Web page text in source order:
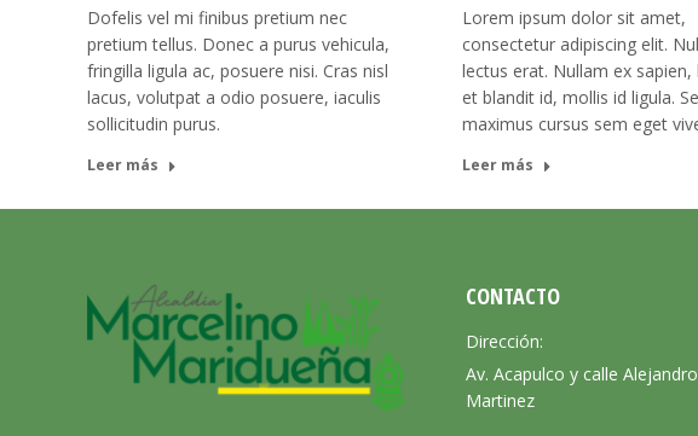
Dofelis vel mi finibus pretium nec
pretium tellus. Donec a purus vehicula,
fringilla ligula ac, posuere nisi. Cras nisl
lacus, volutpat a odio posuere, iaculis
sollicitudin purus.
Leer más
Lorem ipsum dolor sit amet,
consectetur adipiscing elit.
lectus erat. Nullam ex sapien,
et blandit id, mollis id ligula.
maximus cursus sem eget
Leer más
CONTACTO
Dirección:
Av. Acapulco y calle
Martinez